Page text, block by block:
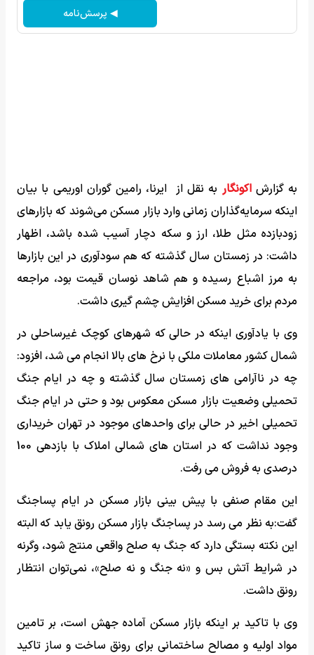
◀ پرسش‌نامه
به گزارشاکونگار به نقل از ایرنا، رامین گوران اوریمی با بیان
اینکه سرمایه‌گذاران زمانی وارد بازار مسکن می‌شوند که بازارهای
زودبازده مثل طلا، ارز و سکه دچار آسیب شده باشد، اظهار
داشت: در زمستان سال گذشته که هم سودآوری در این بازارها
به مرز اشباع رسیده و هم شاهد نوسان قیمت بود، مراجعه
مردم برای خرید مسکن افزایش چشم گیری داشت.
وی با یادآوری اینکه در حالی که شهرهای کوچک غیرساحلی در
شمال کشور معاملات ملکی با نرخ های بالا انجام می شد، افزود:
چه در ناآرامی های زمستان سال گذشته و چه در ایام جنگ
تحمیلی وضعیت بازار مسکن معکوس بود و حتی در ایام جنگ
تحمیلی اخیر در حالی برای واحدهای موجود در تهران خریداری
وجود نداشت که در استان های شمالی املاک با بازدهی 100
درصدی به فروش می رفت.
این مقام صنفی با پیش بینی بازار مسکن در ایام پساجنگ
گفت:به نظر می رسد در پساجنگ بازار مسکن رونق یابد که البته
این نکته بستگی دارد که جنگ به صلح واقعی منتج شود، وگرنه
در شرایط آتش بس و «نه جنگ و نه صلح»، نمی‌توان انتظار
رونق داشت.
وی با تاکید بر اینکه بازار مسکن آماده جهش است، بر تامین
مواد اولیه و مصالح ساختمانی برای رونق ساخت و ساز تاکید